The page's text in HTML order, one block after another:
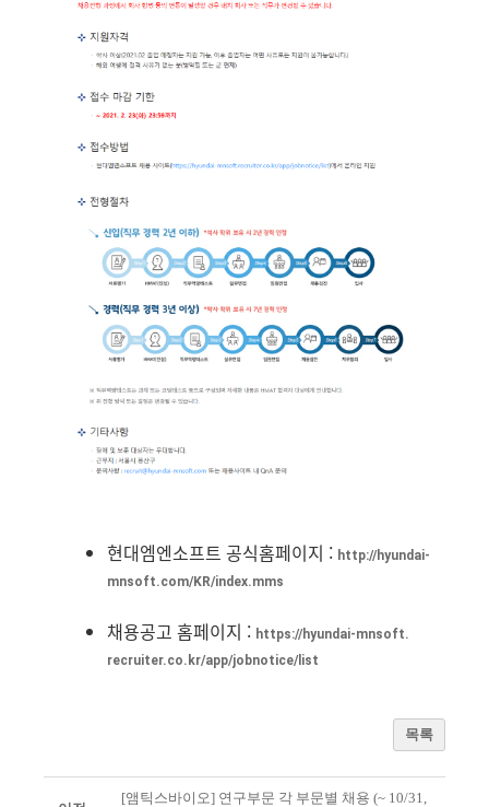
현대엠엔소프트 공식홈페이지 : http://hyundai-
mnsoft.com/KR/index.mms
채용공고 홈페이지 : https://hyundai-mnsoft.
recruiter.co.kr/app/jobnotice/list
목록
[앰틱스바이오] 연구부문 각 부문별 채용 (~ 10/31,